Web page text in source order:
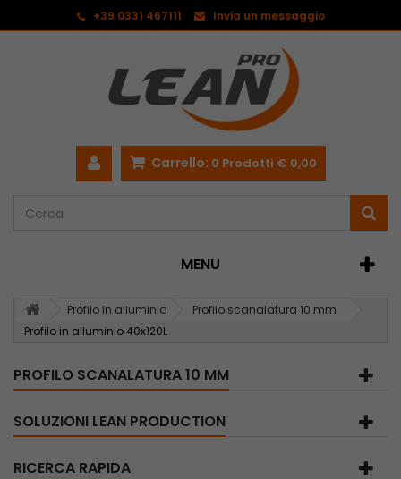
+39 0331 467111 Invia un messaggio
Carrello: 0 Prodotti € 0,00
MENU
Profilo in alluminio
Profilo scanalatura 10 mm
Profilo in alluminio 40x120L
PROFILO SCANALATURA 10 MM
SOLUZIONI LEAN PRODUCTION
RICERCA RAPIDA